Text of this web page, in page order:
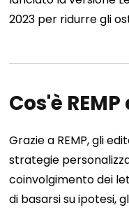
2023 per ridurre gli
Cos'è
Grazie a REMP, gli
strategie
coinvolgimento dei
di basarsi su ipotesi,